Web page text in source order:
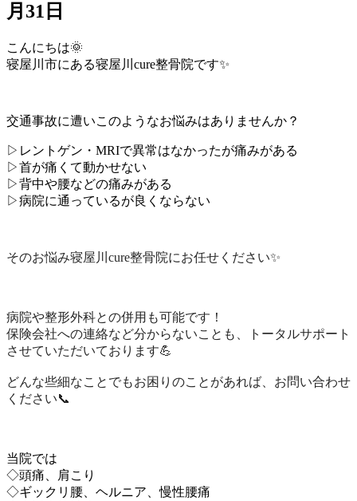
月31日
こんにちは🌞
寝屋川市にある寝屋川cure整骨院です✨
交通事故に遭いこのようなお悩みはありませんか？
▷レントゲン・MRIで異常はなかったが痛みがある
▷首が痛くて動かせない
▷背中や腰などの痛みがある
▷病院に通っているが良くならない
そのお悩み寝屋川cure整骨院にお任せください✨
病院や整形外科との併用も可能です！
保険会社への連絡など分からないことも、トータルサポート
させていただいております💪
どんな些細なことでもお困りのことがあれば、お問い合わせ
ください📞
当院では
◇頭痛、肩こり
◇ギックリ腰、ヘルニア、慢性腰痛